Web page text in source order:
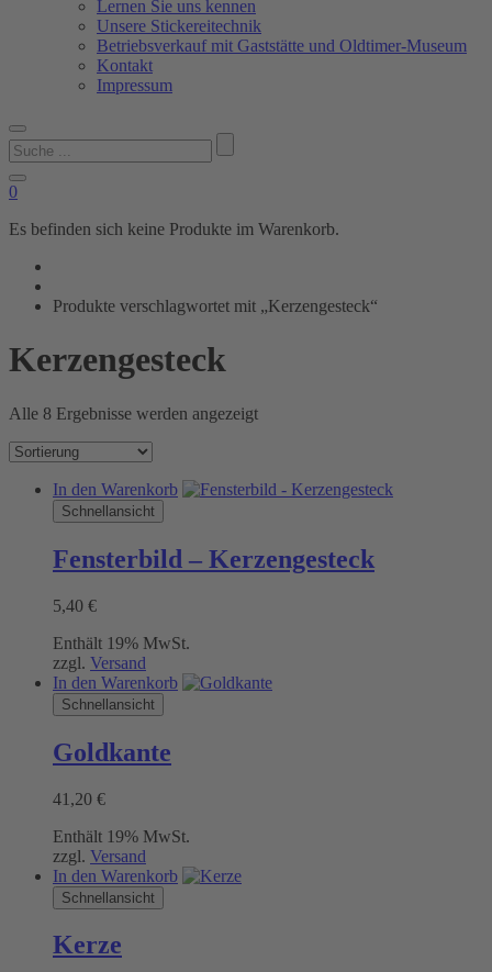
Lernen Sie uns kennen
Unsere Stickereitechnik
Betriebsverkauf mit Gaststätte und Oldtimer-Museum
Kontakt
Impressum
Suchen
nach:
0
Es befinden sich keine Produkte im Warenkorb.
Produkte verschlagwortet mit „Kerzengesteck“
Kerzengesteck
Alle 8 Ergebnisse werden angezeigt
In den Warenkorb
Schnellansicht
Fensterbild – Kerzengesteck
5,40 €
Enthält 19% MwSt.
zzgl. Versand
In den Warenkorb
Schnellansicht
Goldkante
41,20 €
Enthält 19% MwSt.
zzgl. Versand
In den Warenkorb
Schnellansicht
Kerze